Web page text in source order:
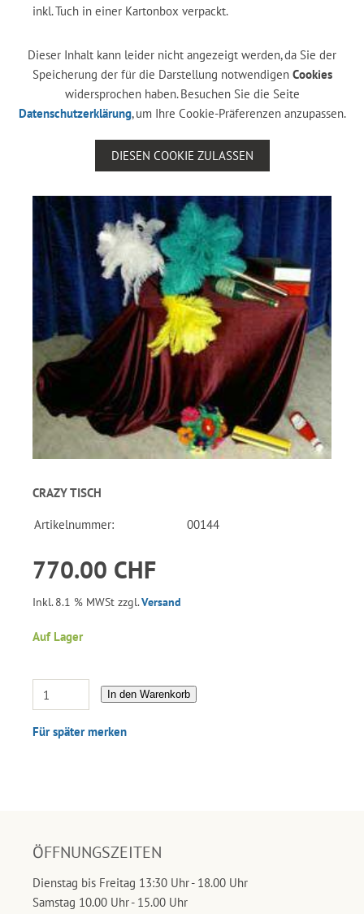
inkl. Tuch in einer Kartonbox verpackt.
Dieser Inhalt kann leider nicht angezeigt werden, da Sie der
Speicherung der für die Darstellung notwendigen Cookies
widersprochen haben. Besuchen Sie die Seite
Datenschutzerklärung, um Ihre Cookie-Präferenzen anzupassen.
DIESEN COOKIE ZULASSEN
CRAZY TISCH
Artikelnummer: 00144
770.00 CHF
Inkl. 8.1 % MWSt zzgl.Versand
Auf Lager
In den Warenkorb
Für später merken
ÖFFNUNGSZEITEN
Dienstag bis Freitag 13:30 Uhr - 18.00 Uhr
Samstag 10.00 Uhr - 15.00 Uhr